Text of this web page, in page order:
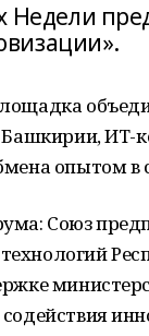
Недели
Башкирии,
опытом в
Союз